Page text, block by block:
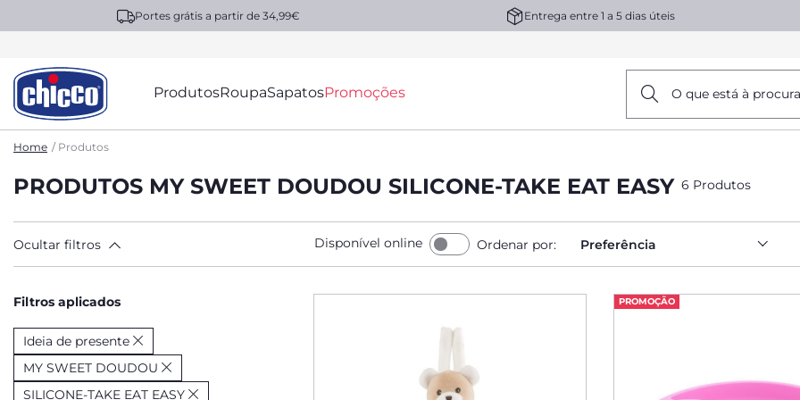
Portes grátis a partir de 34,99€ Entrega entre 1 a 5 dias úteis
ProdutosRoupaSapatosPromoções O que está à
Home Produtos
PRODUTOS MY SWEET DOUDOU SILICONE-TAKE EAT EASY 6 Produtos
Ocultar filtros Disponível online Ordenar por: Preferência
Filtros aplicados
Ideia de presente
MY SWEET DOUDOU
SILICONE-TAKE EAT EASY
PROMOÇÃO